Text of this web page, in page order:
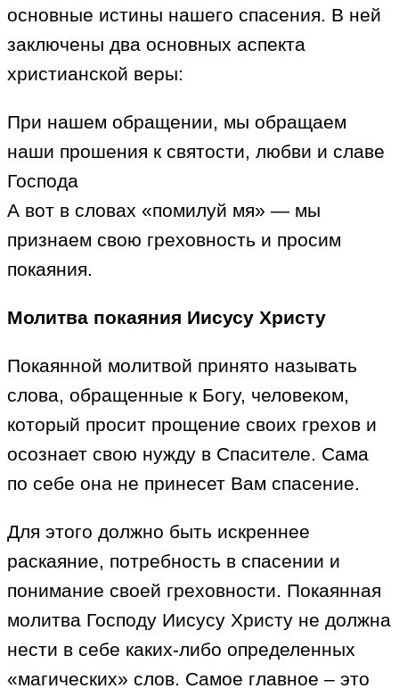
основные истины нашего спасения. В ней
заключены два основных аспекта
христианской веры:
При нашем обращении, мы обращаем
наши прошения к святости, любви и славе
Господа
А вот в словах «помилуй мя» — мы
признаем свою греховность и просим
покаяния.
Молитва покаяния Иисусу Христу
Покаянной молитвой принято называть
слова, обращенные к Богу, человеком,
который просит прощение своих грехов и
осознает свою нужду в Спасителе. Сама
по себе она не принесет Вам спасение.
Для этого должно быть искреннее
раскаяние, потребность в спасении и
понимание своей греховности. Покаянная
молитва Господу Иисусу Христу не должна
нести в себе каких-либо определенных
«магических» слов. Самое главное – это